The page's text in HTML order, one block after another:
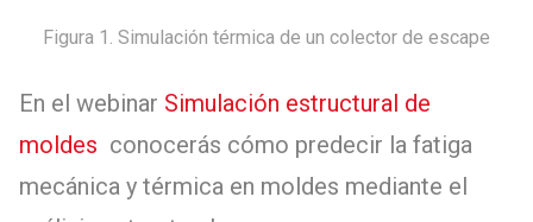
Figura 1. Simulación térmica de un colector de escape
En el webinar Simulación estructural de
moldes conocerás cómo predecir la fatiga
mecánica y térmica en moldes mediante el